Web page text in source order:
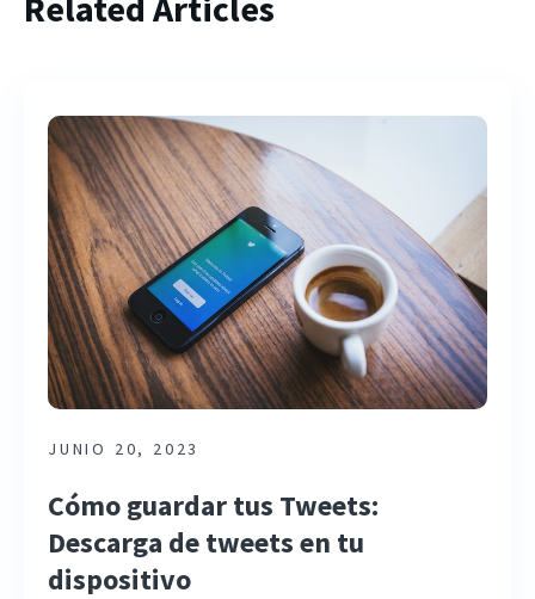
JUNIO 20, 2023
Cómo guardar tus Tweets:
Descarga de tweets en tu
dispositivo